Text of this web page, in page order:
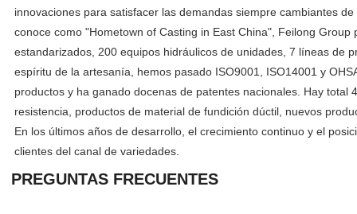
innovaciones para satisfacer las demandas siempre cambiantes
conoce como "Hometown of Casting in East China", Feilong
estandarizados, 200 equipos hidráulicos de unidades, 7 líneas de
espíritu de la artesanía, hemos pasado ISO9001, ISO14001 y
productos y ha ganado docenas de patentes nacionales. Hay
resistencia, productos de material de fundición dúctil, nuevos
En los últimos años de desarrollo, el crecimiento continuo y el
clientes del canal de variedades.
PREGUNTAS FRECUENTES